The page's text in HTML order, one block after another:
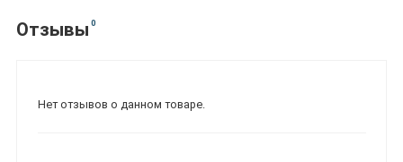
Отзывы 0
Нет отзывов о данном товаре.